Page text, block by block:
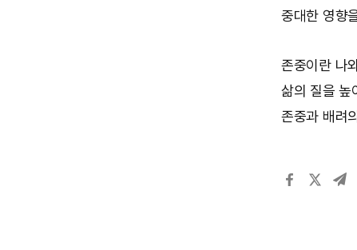
중대한 영향
존중이란 나
삶의 질을 높
존중과 배려